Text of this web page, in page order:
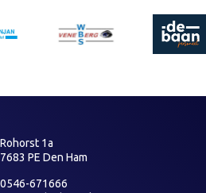
Rohorst 1a
7683 PE Den Ham
0546-671666